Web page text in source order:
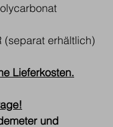
(separat erhältlich)
Lieferkosten.
und